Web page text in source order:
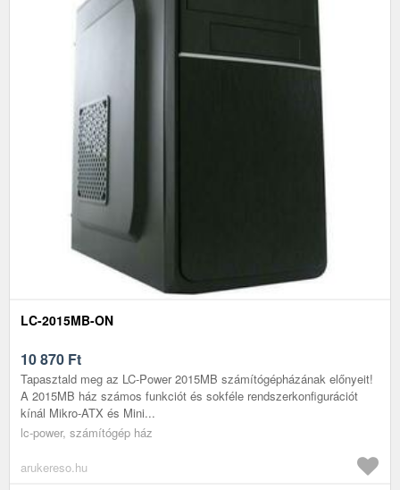
LC-2015MB-ON
10 870 Ft
Tapasztald meg az LC-Power 2015MB számítógépházának előnyeit!
A 2015MB ház számos funkciót és sokféle rendszerkonfigurációt
kínál Mikro-ATX és Mini...
lc-power, számítógép ház
arukereso.hu